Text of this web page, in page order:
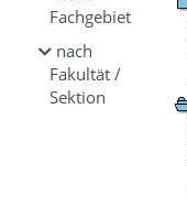
Fachgebiet
nach
Fakultät /
Sektion